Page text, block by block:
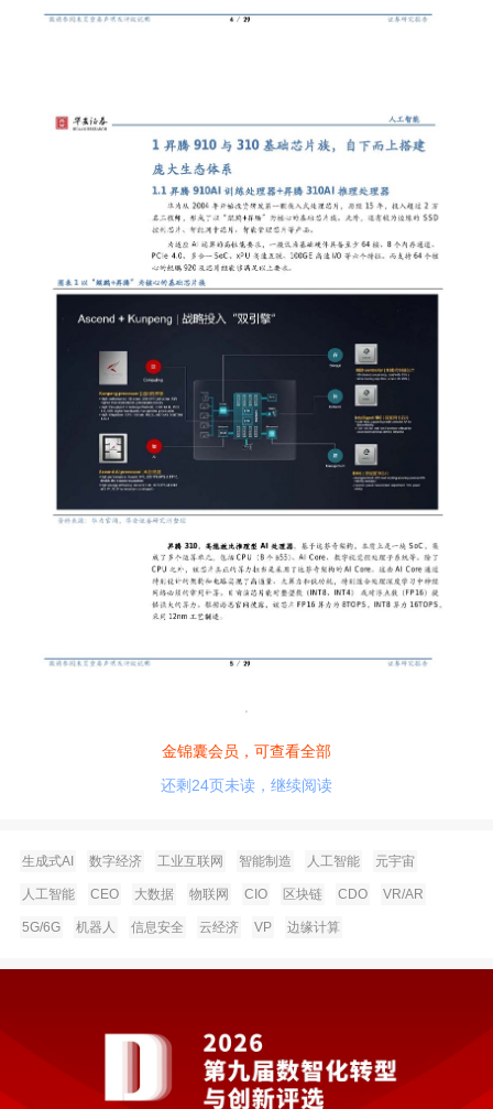
金锦囊会员，可查看全部
还剩24页未读，继续阅读
生成式AI 数字经济 工业互联网 智能制造 人工智能 元宇宙
人工智能 CEO 大数据 物联网 CIO 区块链 CDO VR/AR
5G/6G 机器人 信息安全 云经济 VP 边缘计算